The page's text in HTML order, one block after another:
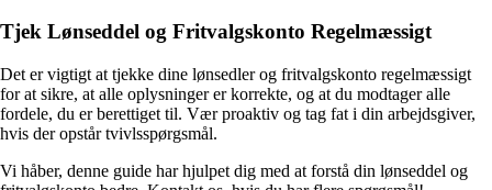
Tjek Lønseddel og Fritvalgskonto Regelmæssigt
Det er vigtigt at tjekke dine lønsedler og fritvalgskonto regelmæssigt
for at sikre, at alle oplysninger er korrekte, og at du modtager alle
fordele, du er berettiget til. Vær proaktiv og tag fat i din arbejdsgiver,
hvis der opstår tvivlsspørgsmål.
Vi håber, denne guide har hjulpet dig med at forstå din lønseddel og